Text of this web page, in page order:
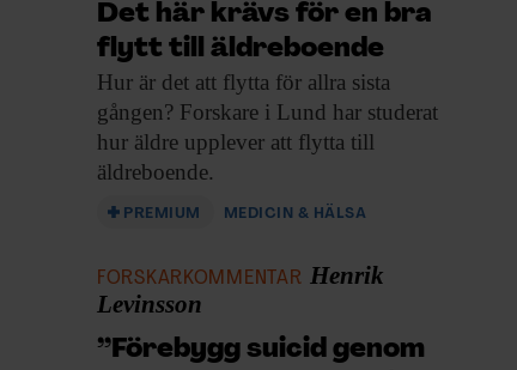
Det här krävs för en bra
flytt till äldreboende
Hur är det att flytta för allra sista
gången? Forskare i Lund har studerat
hur äldre upplever att flytta till
äldreboende.
PREMIUM MEDICIN & HÄLSA
FORSKARKOMMENTAR Henrik
Levinsson
”Förebygg suicid genom